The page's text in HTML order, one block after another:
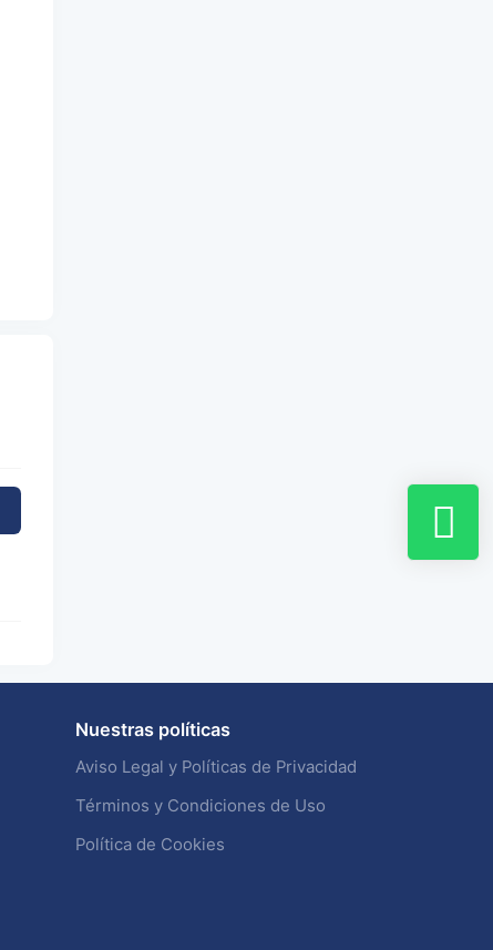
Nuestras políticas
Aviso Legal y Políticas de Privacidad
Términos y Condiciones de Uso
Política de Cookies